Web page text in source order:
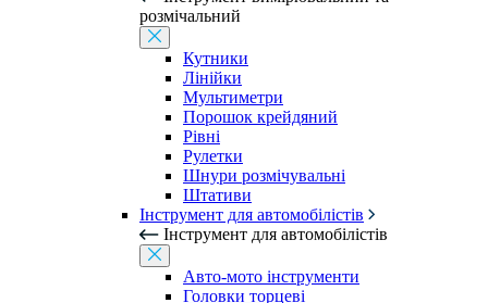
розмічальний
Кутники
Лінійки
Мультиметри
Порошок крейдяний
Рівні
Рулетки
Шнури розмічувальні
Штативи
Інструмент для автомобілістів
Інструмент для автомобілістів
Авто-мото інструменти
Головки торцеві